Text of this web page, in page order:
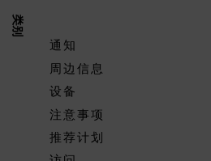
类别
通知
周边信息
设备
注意事项
推荐计划